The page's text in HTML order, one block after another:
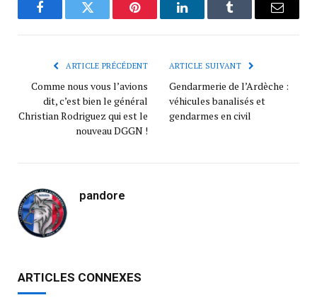
FacebookTwitter Pinterest LinkedInTumblr
ARTICLE PRÉCÉDENT
Comme nous vous l’avions
dit, c’est bien le général
Christian Rodriguez qui est le
nouveau DGGN !
ARTICLE SUIVANT
Gendarmerie de l’Ardèche :
véhicules banalisés et
gendarmes en civil
pandore
ARTICLES CONNEXES